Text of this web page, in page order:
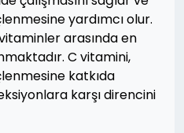
yardımcı olur.
arasında en
C vitamini,
katkıda
karşı direncini